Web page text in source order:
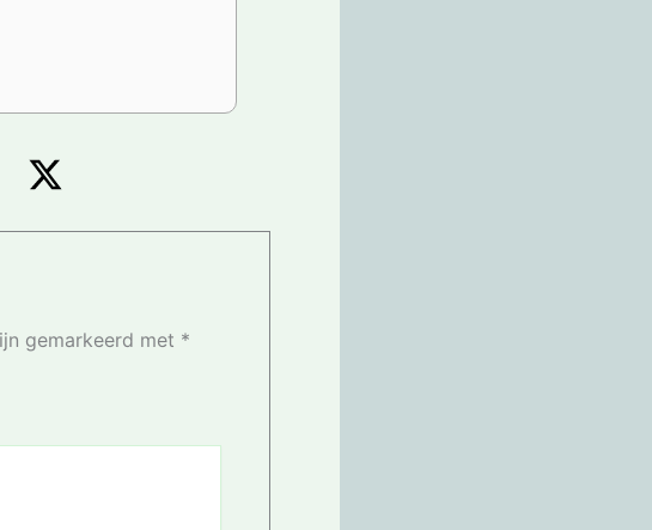
gemarkeerd met *